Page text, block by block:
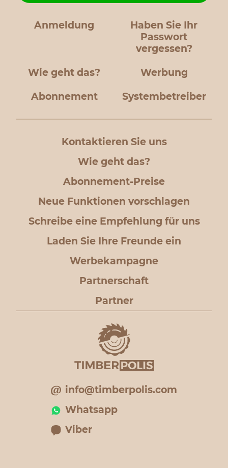
Anmeldung
Haben Sie Ihr
Passwort
vergessen?
Wie geht das? Werbung
Abonnement Systembetreiber
Kontaktieren Sie uns
Wie geht das?
Abonnement-Preise
Neue Funktionen vorschlagen
Schreibe eine Empfehlung für uns
Laden Sie Ihre Freunde ein
Werbekampagne
Partnerschaft
Partner
info@timberpolis.com
Whatsapp
Viber